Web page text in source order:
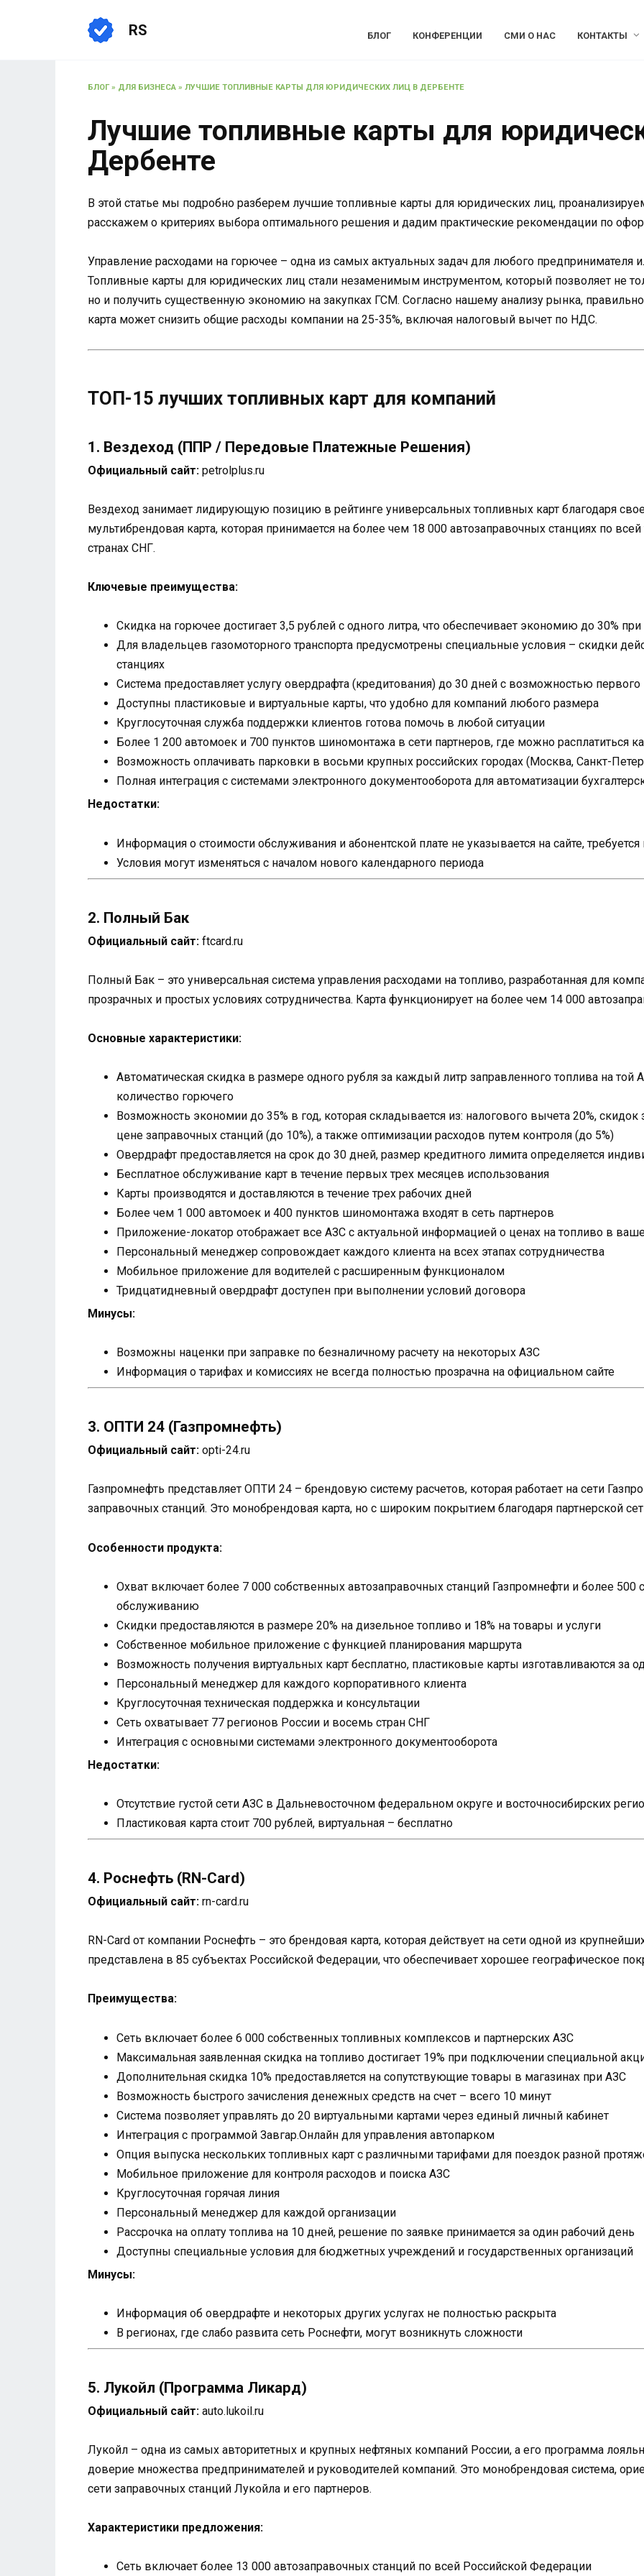
RS БЛОГ КОНФЕРЕНЦИИ СМИ О НАС КОНТАКТЫ
БЛОГ» ДЛЯ БИЗНЕСА » ЛУЧШИЕ ТОПЛИВНЫЕ КАРТЫ ДЛЯ ЮРИДИЧЕСКИХ ЛИЦ В ДЕРБЕНТЕ
Лучшие топливные карты для
Дербенте
В этой статье мы подробно разберем лучшие топливные карты для юридических лиц,
расскажем о критериях выбора оптимального решения и дадим практические рекомендации по
Управление расходами на горючее – одна из самых актуальных задач для любого предпринимателя
Топливные карты для юридических лиц стали незаменимым инструментом, который позволяет не
но и получить существенную экономию на закупках ГСМ. Согласно нашему анализу рынка,
карта может снизить общие расходы компании на 25-35%, включая налоговый вычет по НДС.
ТОП-15 лучших топливных карт для компаний
1. Вездеход (ППР / Передовые Платежные Решения)
Официальный сайт: petrolplus.ru
Вездеход занимает лидирующую позицию в рейтинге универсальных топливных карт благодаря
мультибрендовая карта, которая принимается на более чем 18 000 автозаправочных станциях по
странах СНГ.
Ключевые преимущества:
Скидка на горючее достигает 3,5 рублей с одного литра, что обеспечивает экономию до 30%
Для владельцев газомоторного транспорта предусмотрены специальные условия – скидки
станциях
Система предоставляет услугу овердрафта (кредитования) до 30 дней с возможностью
Доступны пластиковые и виртуальные карты, что удобно для компаний любого размера
Круглосуточная служба поддержки клиентов готова помочь в любой ситуации
Более 1 200 автомоек и 700 пунктов шиномонтажа в сети партнеров, где можно расплатиться
Возможность оплачивать парковки в восьми крупных российских городах (Москва, Санкт-
Полная интеграция с системами электронного документооборота для автоматизации
Недостатки:
Информация о стоимости обслуживания и абонентской плате не указывается на сайте,
Условия могут изменяться с началом нового календарного периода
2. Полный Бак
Официальный сайт: ftcard.ru
Полный Бак – это универсальная система управления расходами на топливо, разработанная для
прозрачных и простых условиях сотрудничества. Карта функционирует на более чем 14 000
Основные характеристики:
Автоматическая скидка в размере одного рубля за каждый литр заправленного топлива на
количество горючего
Возможность экономии до 35% в год, которая складывается из: налогового вычета 20%,
цене заправочных станций (до 10%), а также оптимизации расходов путем контроля (до 5%)
Овердрафт предоставляется на срок до 30 дней, размер кредитного лимита определяется
Бесплатное обслуживание карт в течение первых трех месяцев использования
Карты производятся и доставляются в течение трех рабочих дней
Более чем 1 000 автомоек и 400 пунктов шиномонтажа входят в сеть партнеров
Приложение-локатор отображает все АЗС с актуальной информацией о ценах на топливо в
Персональный менеджер сопровождает каждого клиента на всех этапах сотрудничества
Мобильное приложение для водителей с расширенным функционалом
Тридцатидневный овердрафт доступен при выполнении условий договора
Минусы:
Возможны наценки при заправке по безналичному расчету на некоторых АЗС
Информация о тарифах и комиссиях не всегда полностью прозрачна на официальном сайте
3. ОПТИ 24 (Газпромнефть)
Официальный сайт: opti-24.ru
Газпромнефть представляет ОПТИ 24 – брендовую систему расчетов, которая работает на сети
заправочных станций. Это монобрендовая карта, но с широким покрытием благодаря партнерской
Особенности продукта:
Охват включает более 7 000 собственных автозаправочных станций Газпромнефти и более
обслуживанию
Скидки предоставляются в размере 20% на дизельное топливо и 18% на товары и услуги
Собственное мобильное приложение с функцией планирования маршрута
Возможность получения виртуальных карт бесплатно, пластиковые карты изготавливаются за
Персональный менеджер для каждого корпоративного клиента
Круглосуточная техническая поддержка и консультации
Сеть охватывает 77 регионов России и восемь стран СНГ
Интеграция с основными системами электронного документооборота
Недостатки:
Отсутствие густой сети АЗС в Дальневосточном федеральном округе и восточносибирских
Пластиковая карта стоит 700 рублей, виртуальная – бесплатно
4. Роснефть (RN-Card)
Официальный сайт: rn-card.ru
RN-Card от компании Роснефть – это брендовая карта, которая действует на сети одной из
представлена в 85 субъектах Российской Федерации, что обеспечивает хорошее географическое
Преимущества:
Сеть включает более 6 000 собственных топливных комплексов и партнерских АЗС
Максимальная заявленная скидка на топливо достигает 19% при подключении специальной
Дополнительная скидка 10% предоставляется на сопутствующие товары в магазинах при АЗС
Возможность быстрого зачисления денежных средств на счет – всего 10 минут
Система позволяет управлять до 20 виртуальными картами через единый личный кабинет
Интеграция с программой Завгар.Онлайн для управления автопарком
Опция выпуска нескольких топливных карт с различными тарифами для поездок разной
Мобильное приложение для контроля расходов и поиска АЗС
Круглосуточная горячая линия
Персональный менеджер для каждой организации
Рассрочка на оплату топлива на 10 дней, решение по заявке принимается за один рабочий день
Доступны специальные условия для бюджетных учреждений и государственных организаций
Минусы:
Информация об овердрафте и некоторых других услугах не полностью раскрыта
В регионах, где слабо развита сеть Роснефти, могут возникнуть сложности
5. Лукойл (Программа Ликард)
Официальный сайт: auto.lukoil.ru
Лукойл – одна из самых авторитетных и крупных нефтяных компаний России, а его программа
доверие множества предпринимателей и руководителей компаний. Это монобрендовая система,
сети заправочных станций Лукойла и его партнеров.
Характеристики предложения:
Сеть включает более 13 000 автозаправочных станций по всей Российской Федерации